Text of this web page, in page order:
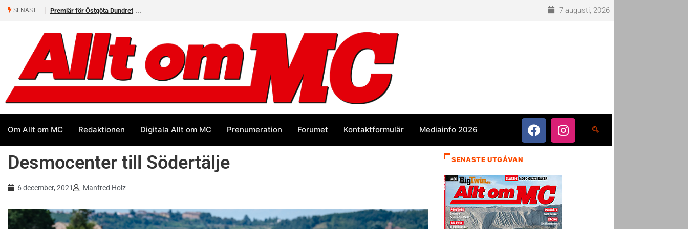
SENASTE Premiär för Östgöta Dundret
cruiser från H-D
7 augusti, 2026
Om Allt om MC Redaktionen Digitala Allt om MC Prenumeration Forumet Kontaktformulär Mediainfo 2026
Desmocenter till Södertälje
6 december, 2021 Manfred Holz
SENASTE UTGÅVAN